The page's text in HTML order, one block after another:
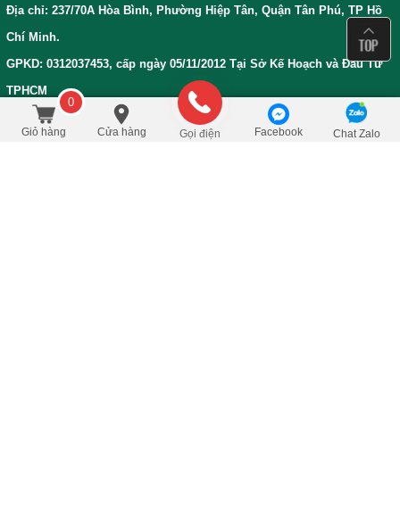
320.000 220.000 /Hộp Đặt mua
Địa chỉ: 237/70A Hòa Bình, Phường Hiệp Tân, Quận Tân Phú, TP Hồ
Chí Minh.
GPKD: 0312037453, cấp ngày 05/11/2012 Tại Sở Kế Hoạch và Đầu Tư
TPHCM
0
Giỏ hàng Cửa hàng Gọi điện Facebook Chat Zalo